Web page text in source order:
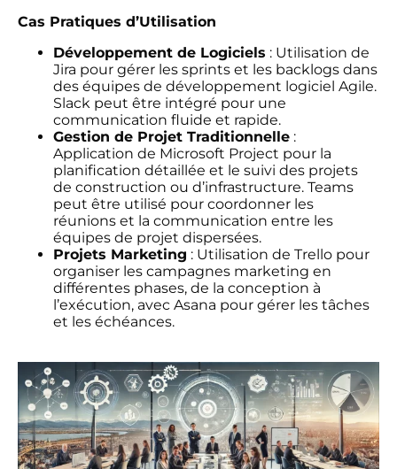
Cas Pratiques d’Utilisation
Développement de Logiciels : Utilisation de
Jira pour gérer les sprints et les backlogs dans
des équipes de développement logiciel Agile.
Slack peut être intégré pour une
communication fluide et rapide.
Gestion de Projet Traditionnelle :
Application de Microsoft Project pour la
planification détaillée et le suivi des projets
de construction ou d’infrastructure. Teams
peut être utilisé pour coordonner les
réunions et la communication entre les
équipes de projet dispersées.
Projets Marketing : Utilisation de Trello pour
organiser les campagnes marketing en
différentes phases, de la conception à
l’exécution, avec Asana pour gérer les tâches
et les échéances.